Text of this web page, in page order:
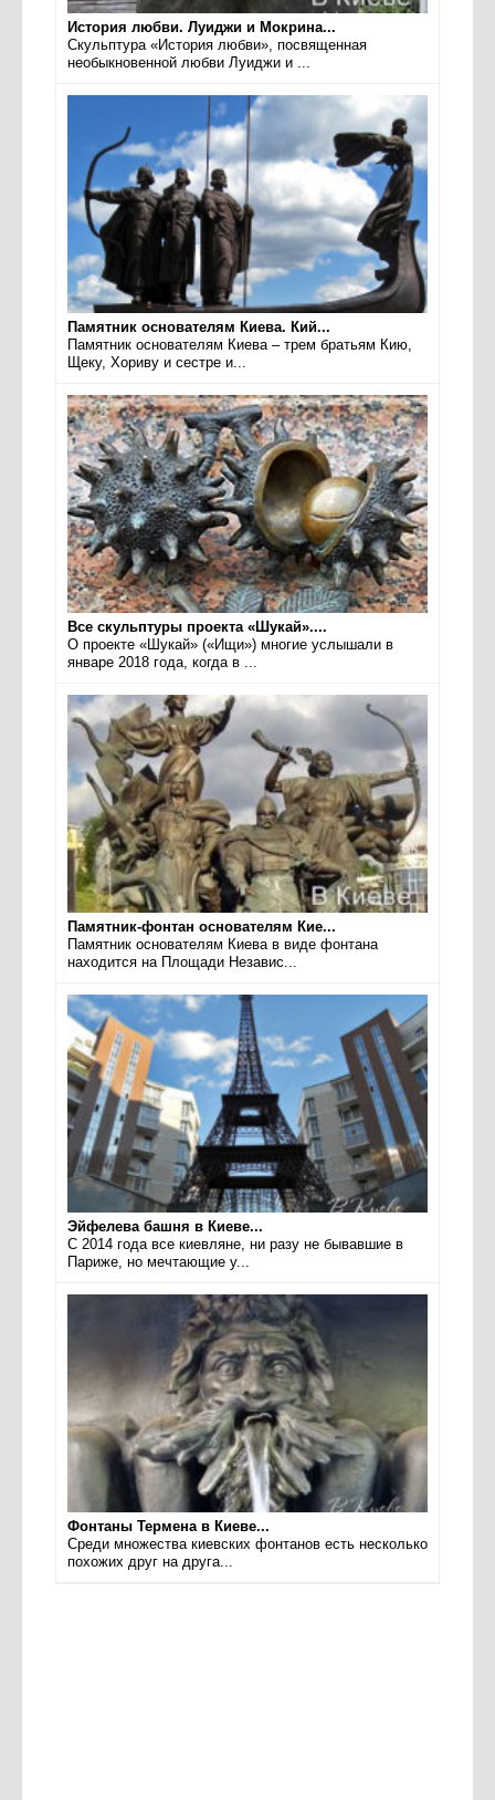
История любви. Луиджи и Мокрина...
Скульптура «История любви», посвященная
необыкновенной любви Луиджи и ...
Памятник основателям Киева. Кий...
Памятник основателям Киева – трем братьям Кию,
Щеку, Хориву и сестре и...
Все скульптуры проекта «Шукай»....
О проекте «Шукай» («Ищи») многие услышали в
январе 2018 года, когда в ...
Памятник-фонтан основателям Кие...
Памятник основателям Киева в виде фонтана
находится на Площади Независ...
Эйфелева башня в Киеве...
С 2014 года все киевляне, ни разу не бывавшие в
Париже, но мечтающие у...
Фонтаны Термена в Киеве...
Среди множества киевских фонтанов есть несколько
похожих друг на друга...